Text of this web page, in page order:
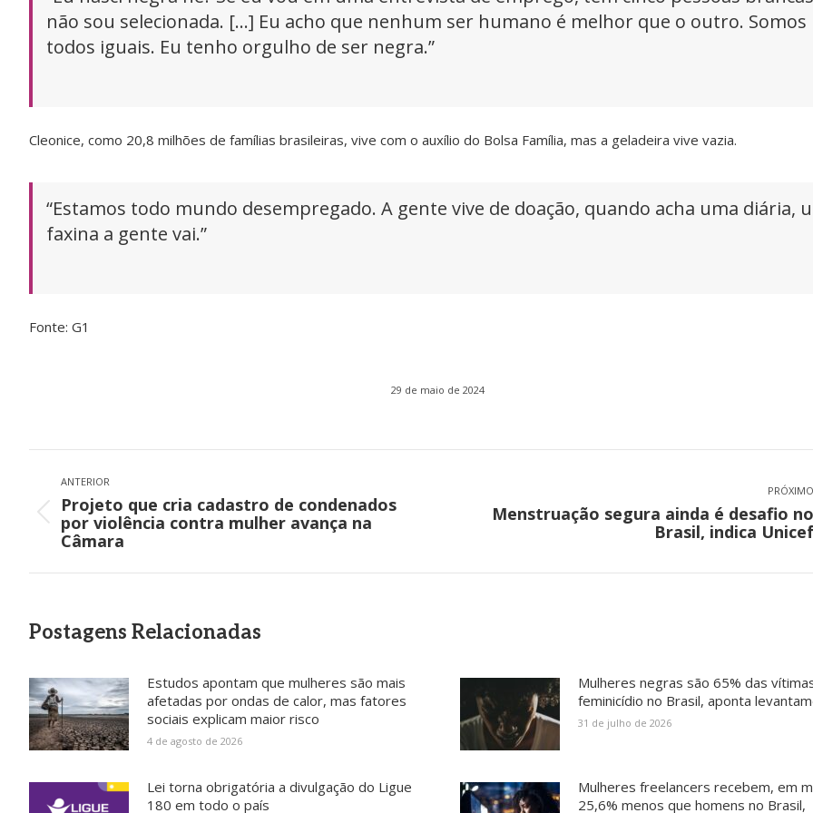
não sou selecionada. […] Eu acho que nenhum ser humano é melhor que o outro. Somos
todos iguais. Eu tenho orgulho de ser negra.”
Cleonice, como 20,8 milhões de famílias brasileiras, vive com o auxílio do Bolsa Família, mas a geladeira vive vazia.
“Estamos todo mundo desempregado. A gente vive de doação, quando acha uma diária,
faxina a gente vai.”
Fonte: G1
29 de maio de 2024
post:
ANTERIOR
Post
anterior:
Projeto que cria cadastro de condenados
por violência contra mulher avança na
Câmara
PRÓXIMO
PróximoMenstruação segura ainda é desafio no
Brasil, indica Unicef
Postagens Relacionadas
Estudos apontam que mulheres são mais
afetadas por ondas de calor, mas fatores
sociais explicam maior risco
4 de agosto de 2026
Mulheres negras são 65% das
feminicídio no Brasil, aponta
31 de julho de 2026
Lei torna obrigatória a divulgação do Ligue
180 em todo o país
Mulheres freelancers recebem, em
25,6% menos que homens no Brasil,